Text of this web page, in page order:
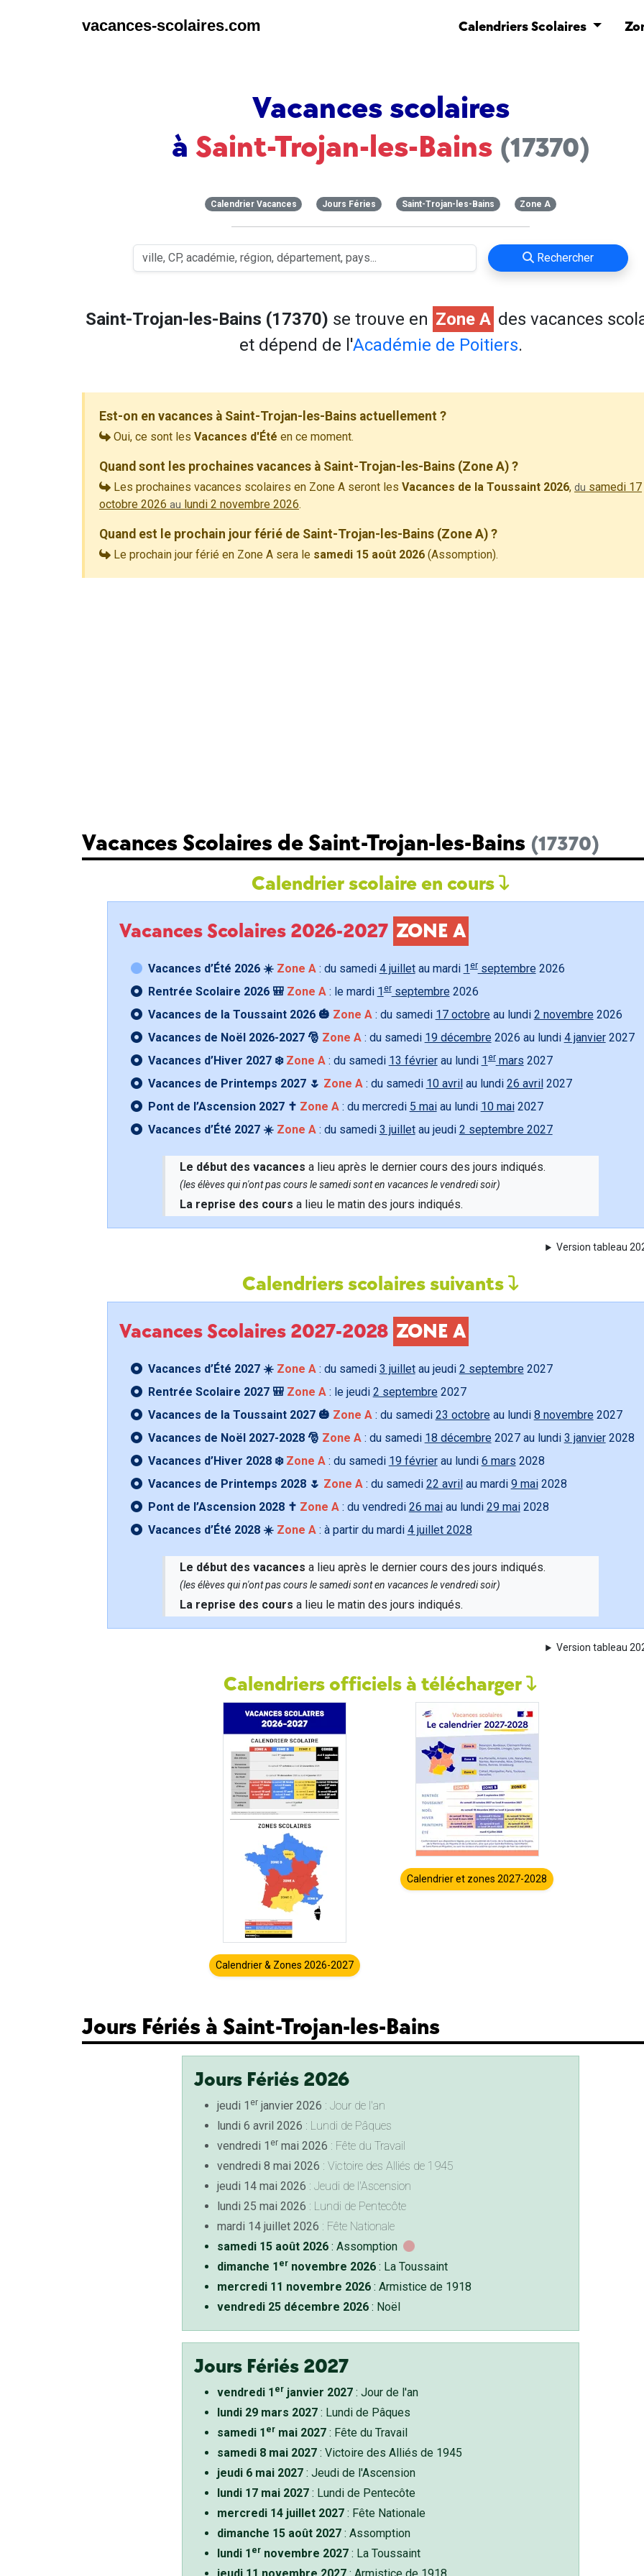
vacances-scolaires.com Calendriers Scolaires
Vacances scolaires
à Saint-Trojan-les-Bains (17370)
Calendrier Vacances Jours Féries Saint-Trojan-les-Bains Zone A
Rechercher
Saint-Trojan-les-Bains (17370) se trouve en Zone A des vacances
et dépend de l'Académie de Poitiers.
Est-on en vacances à Saint-Trojan-les-Bains actuellement ?
Oui, ce sont les Vacances d'Été en ce moment.
Quand sont les prochaines vacances à Saint-Trojan-les-Bains (Zone A) ?
Les prochaines vacances scolaires en Zone A seront les Vacances de la Toussaint 2026, du samedi 17
octobre 2026 au lundi 2 novembre 2026.
Quand est le prochain jour férié de Saint-Trojan-les-Bains (Zone A) ?
Le prochain jour férié en Zone A sera le samedi 15 août 2026 (Assomption).
Vacances Scolaires de Saint-Trojan-les-Bains (17370)
Calendrier scolaire en cours
Vacances Scolaires 2026-2027 ZONE A
Vacances d’Été 2026 ☀️ Zone A: du samedi 4 juilletau mardi 1 erseptembre 2026
Rentrée Scolaire 2026 🎒 Zone A: le mardi 1erseptembre 2026
Vacances de la Toussaint 2026 🎃 Zone A: du samedi 17 octobre au lundi 2 novembre 2026
Vacances de Noël 2026-2027 🎅 Zone A: du samedi 19 décembre 2026 au lundi 4 janvier2027
Vacances d’Hiver 2027 ❄️ Zone A: du samedi 13 févrierau lundi 1ermars 2027
Vacances de Printemps 2027 🌷 Zone A: du samedi 10 avril au lundi 26 avril 2027
Pont de l’Ascension 2027 ✝️ Zone A: du mercredi 5 maiau lundi 10 mai2027
Vacances d’Été 2027 ☀️ Zone A: du samedi 3 juilletau jeudi 2 septembre 2027
Le début des vacances a lieu après le dernier cours des jours indiqués.
(les élèves qui n'ont pas cours le samedi sont en vacances le vendredi soir)
La reprise des cours a lieu le matin des jours indiqués.
Version tableau
Calendriers scolaires suivants
Vacances Scolaires 2027-2028 ZONE A
Vacances d’Été 2027 ☀️ Zone A: du samedi 3 juilletau jeudi 2 septembre 2027
Rentrée Scolaire 2027 🎒 Zone A: le jeudi 2 septembre 2027
Vacances de la Toussaint 2027 🎃 Zone A: du samedi 23 octobre au lundi 8 novembre 2027
Vacances de Noël 2027-2028 🎅 Zone A: du samedi 18 décembre 2027 au lundi 3 janvier2028
Vacances d’Hiver 2028 ❄️ Zone A: du samedi 19 févrierau lundi 6 mars 2028
Vacances de Printemps 2028 🌷 Zone A: du samedi 22 avril au mardi 9 mai2028
Pont de l’Ascension 2028 ✝️ Zone A: du vendredi 26 maiau lundi 29 mai2028
Vacances d’Été 2028 ☀️ Zone A: à partir du mardi 4 juillet 2028
Le début des vacances a lieu après le dernier cours des jours indiqués.
(les élèves qui n'ont pas cours le samedi sont en vacances le vendredi soir)
La reprise des cours a lieu le matin des jours indiqués.
Version tableau
Calendriers officiels à télécharger
Calendrier & Zones 2026-2027
Calendrier et zones 2027-2028
Jours Fériés à Saint-Trojan-les-Bains
Jours Fériés 2026
jeudi 1 erjanvier 2026 : Jour de l'an
lundi 6 avril 2026 : Lundi de Pâques
vendredi 1 ermai 2026 : Fête du Travail
vendredi 8 mai 2026 : Victoire des Alliés de 1945
jeudi 14 mai 2026 : Jeudi de l'Ascension
lundi 25 mai 2026 : Lundi de Pentecôte
mardi 14 juillet 2026 : Fête Nationale
samedi 15 août 2026: Assomption
dimanche 1 ernovembre 2026: La Toussaint
mercredi 11 novembre 2026: Armistice de 1918
vendredi 25 décembre 2026: Noël
Jours Fériés 2027
vendredi 1 erjanvier 2027: Jour de l'an
lundi 29 mars 2027: Lundi de Pâques
samedi 1 ermai 2027: Fête du Travail
samedi 8 mai 2027: Victoire des Alliés de 1945
jeudi 6 mai 2027: Jeudi de l'Ascension
lundi 17 mai 2027: Lundi de Pentecôte
mercredi 14 juillet 2027: Fête Nationale
dimanche 15 août 2027: Assomption
lundi 1 ernovembre 2027: La Toussaint
jeudi 11 novembre 2027: Armistice de 1918